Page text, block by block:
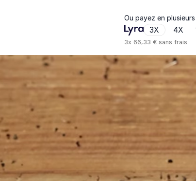
Ou payez en
3X 4X
3x 66,33 €sans frais